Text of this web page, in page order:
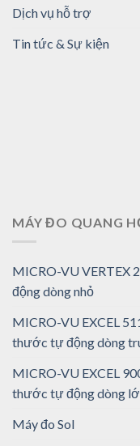
Dịch vụ hỗ trợ
Tin tức & Sự kiện
MÁY ĐO QUANG
MICRO-VU VERTEX
động dòng nhỏ
MICRO-VU EXCEL
thước tự động dòng
MICRO-VU EXCEL
thước tự động dòng
Máy đo Sol